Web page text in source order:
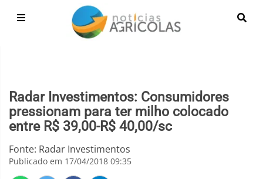
Radar Investimentos: Consumidores
pressionam para ter milho colocado
entre R$ 39,00-R$ 40,00/sc
Fonte: Radar Investimentos
Publicado em 17/04/2018 09:35